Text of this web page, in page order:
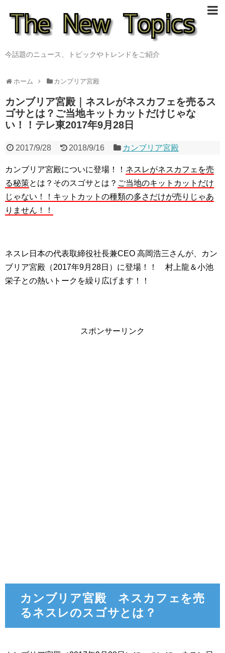
今話題のニュース、トピックやトレンドをご紹介
ホーム カンブリア宮殿
カンブリア宮殿｜ネスレがネスカフェを売るス
ゴサとは？ご当地キットカットだけじゃな
い！！テレ東2017年9月28日
2017/9/28 2018/9/16 カンブリア宮殿
カンブリア宮殿についに登場！！ ネスレがネスカフェを売
る秘策とは？そのスゴサとは？ ご当地のキットカットだけ
じゃない！！キットカットの種類の多さだけが売りじゃあ
りません！！
ネスレ日本の代表取締役社長兼CEO 高岡浩三さんが、カン
ブリア宮殿（2017年9月28日）に登場！！ 村上龍＆小池
栄子との熱いトークを繰り広げます！！
スポンサーリンク
カンブリア宮殿 ネスカフェを売
るネスレのスゴサとは？